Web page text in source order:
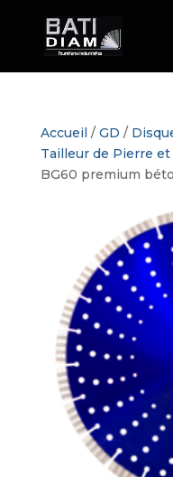
Accueil / GD /
Tailleur de Pierre et
BG60 premium